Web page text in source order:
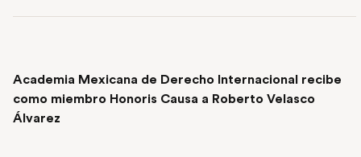
Academia Mexicana de Derecho Internacional recibe
como miembro Honoris Causa a Roberto Velasco
Álvarez